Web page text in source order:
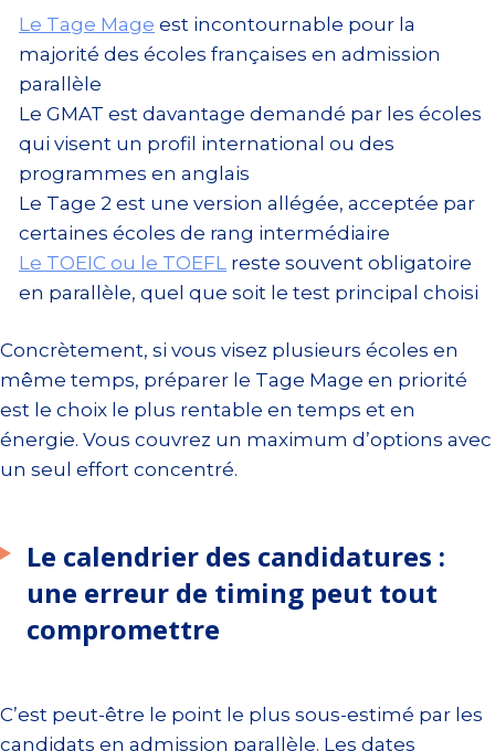
Le Tage Mage est incontournable pour la
majorité des écoles françaises en admission
parallèle
Le GMAT est davantage demandé par les écoles
qui visent un profil international ou des
programmes en anglais
Le Tage 2 est une version allégée, acceptée par
certaines écoles de rang intermédiaire
Le TOEIC ou le TOEFL reste souvent obligatoire
en parallèle, quel que soit le test principal choisi
Concrètement, si vous visez plusieurs écoles en
même temps, préparer le Tage Mage en priorité
est le choix le plus rentable en temps et en
énergie. Vous couvrez un maximum d’options avec
un seul effort concentré.
Le calendrier des candidatures :
une erreur de timing peut tout
compromettre
C’est peut-être le point le plus sous-estimé par les
candidats en admission parallèle. Les dates